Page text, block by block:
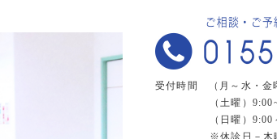
受付時間 （月～水・金
（土曜）
（日曜）
※休診日－木